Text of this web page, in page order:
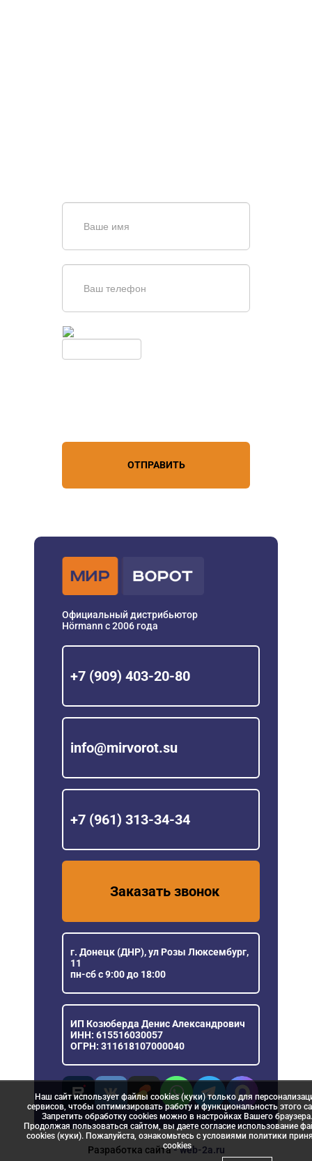
ОТПРАВИТЬ
Официальный дистрибьютор
Hörmann с 2006 года
+7 (909) 403-20-80
info@mirvorot.su
+7 (961) 313-34-34
Заказать звонок
г. Донецк (ДНР), ул Розы Люксембург,
11
пн-сб с 9:00 до 18:00
ИП Козюберда Денис Александрович
ИНН: 615516030057
ОГРН: 311618107000040
Разработка сайта- web-2a.ru
Наш сайт использует файлы cookies (куки) только для
сервисов, чтобы оптимизировать работу и функциональность этого
Запретить обработку cookies можно в настройках Вашего браузера.
Продолжая пользоваться сайтом, вы даете согласие использование
cookies (куки). Пожалуйста, ознакомьтесь с условиями политики
сookies